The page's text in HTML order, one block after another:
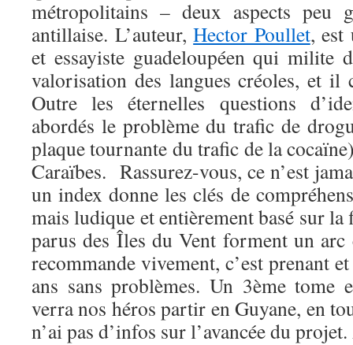
métropolitains – deux aspects peu
antillaise. L’auteur,Hector Poullet, est
et essayiste guadeloupéen qui milite
valorisation des langues créoles, et il
Outre les éternelles questions
abordés le problème du trafic de
plaque tournante du trafic de la
Caraïbes. Rassurez-vous, ce n’est
un index donne les clés de
mais ludique et entièrement basé sur
parus des Îles du Vent forment un
recommande vivement, c’est prenant
ans sans problèmes. Un 3ème tome
verra nos héros partir en Guyane, en
n’ai pas d’infos sur l’avancée du